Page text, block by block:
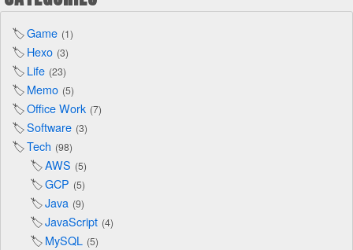
Game 1
Hexo 3
Life 23
Memo 5
Office Work 7
Software 3
Tech 98
AWS 5
GCP 5
Java 9
JavaScript 4
MySQL 5